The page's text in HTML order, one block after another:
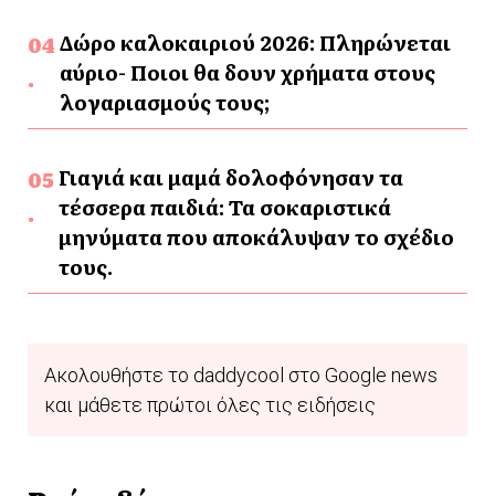
Δώρο καλοκαιριού 2026: Πληρώνεται
αύριο- Ποιοι θα δουν χρήματα στους
λογαριασμούς τους;
Γιαγιά και μαμά δολοφόνησαν τα
τέσσερα παιδιά: Τα σοκαριστικά
μηνύματα που αποκάλυψαν το σχέδιο
τους.
Ακολουθήστε το daddycool στο Google news
και μάθετε πρώτοι όλες τις ειδήσεις